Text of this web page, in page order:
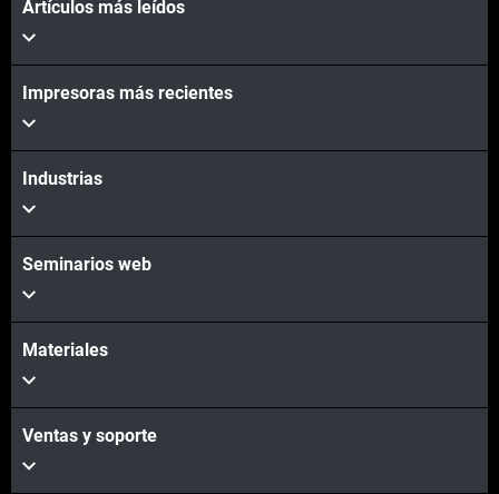
Vea más
Vea más
Artículos más leídos
Impresoras más recientes
Industrias
Seminarios web
Materiales
Ventas y soporte